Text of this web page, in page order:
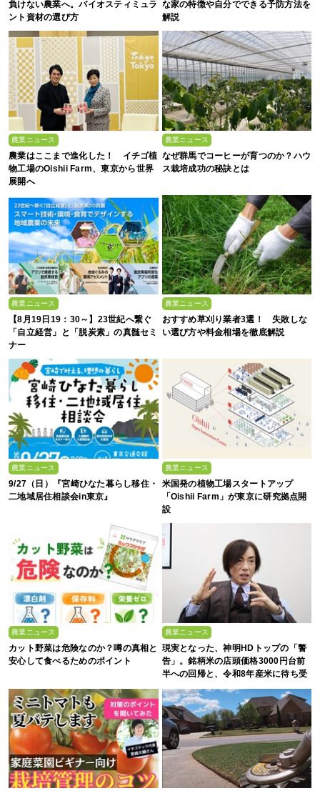
負けない農業へ。バイオスティミュラ
ント資材の選び方
な家の特徴や自分でできる予防方法を
解説
農業ニュース
農業はここまで進化した！ イチゴ植
物工場のOishii Farm、東京から世界
展開へ
農業ニュース
なぜ群馬でコーヒーが育つのか？ハウ
ス栽培成功の秘訣とは
農業ニュース
【8月19日19：30～】23世紀へ繋ぐ
「自立経営」と「脱炭素」の真髄セミ
ナー
農業ニュース
おすすめ草刈り業者3選！ 失敗しな
い選び方や料金相場を徹底解説
農業ニュース
9/27（日）『宮崎ひなた暮らし移住・
二地域居住相談会in東京』
農業ニュース
米国発の植物工場スタートアップ
「Oishii Farm」が東京に研究拠点開
設
農業ニュース
カット野菜は危険なのか？噂の真相と
安心して食べるためのポイント
農業ニュース
現実となった、神明HDトップの「警
告」。銘柄米の店頭価格3000円台前
半への回帰と、令和8年産米に待ち受